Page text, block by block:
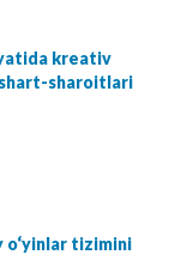
kreativ
sharoitlari
o‘yinlar tizimini